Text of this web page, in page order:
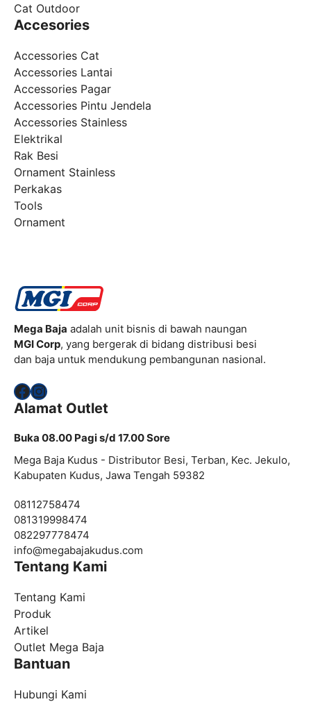
Cat Outdoor
Accesories
Accessories Cat
Accessories Lantai
Accessories Pagar
Accessories Pintu Jendela
Accessories Stainless
Elektrikal
Rak Besi
Ornament Stainless
Perkakas
Tools
Ornament
Mega Baja adalah unit bisnis di bawah naungan
MGI Corp, yang bergerak di bidang distribusi besi
dan baja untuk mendukung pembangunan nasional.
Facebook
Instagram
Alamat Outlet
Buka 08.00 Pagi s/d 17.00 Sore
Mega Baja Kudus - Distributor Besi, Terban, Kec. Jekulo,
Kabupaten Kudus, Jawa Tengah 59382
08112758474
081319998474
082297778474
info@megabajakudus.com
Tentang Kami
Tentang Kami
Produk
Artikel
Outlet Mega Baja
Bantuan
Hubungi Kami